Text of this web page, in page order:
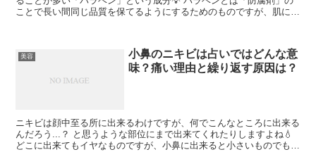
ことで長い間同じ品質を保てるようにするためのものですが、肌に負
美容
小鼻のニキビは占いではどんな意
味？痛い理由と繰り返す原因は？
ニキビは顔中至る所に出来るわけですが、何でこんなところに出来る
んだろう...？ と思うような部位にまで出来てくれたりしますよね💧
どこに出来てもイヤなものですが、小鼻に出来ると小さいものでも想